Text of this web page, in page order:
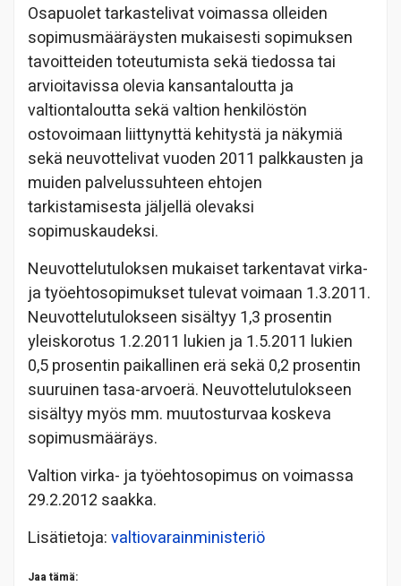
Osapuolet tarkastelivat voimassa olleiden
sopimusmääräysten mukaisesti sopimuksen
tavoitteiden toteutumista sekä tiedossa tai
arvioitavissa olevia kansantaloutta ja
valtiontaloutta sekä valtion henkilöstön
ostovoimaan liittynyttä kehitystä ja näkymiä
sekä neuvottelivat vuoden 2011 palkkausten ja
muiden palvelussuhteen ehtojen
tarkistamisesta jäljellä olevaksi
sopimuskaudeksi.
Neuvottelutuloksen mukaiset tarkentavat virka-
ja työehtosopimukset tulevat voimaan 1.3.2011.
Neuvottelutulokseen sisältyy 1,3 prosentin
yleiskorotus 1.2.2011 lukien ja 1.5.2011 lukien
0,5 prosentin paikallinen erä sekä 0,2 prosentin
suuruinen tasa-arvoerä. Neuvottelutulokseen
sisältyy myös mm. muutosturvaa koskeva
sopimusmääräys.
Valtion virka- ja työehtosopimus on voimassa
29.2.2012 saakka.
Lisätietoja:valtiovarainministeriö
Jaa tämä: